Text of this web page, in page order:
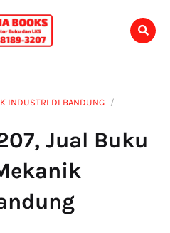
INDUSTRI DI BANDUNG
Jual Buku